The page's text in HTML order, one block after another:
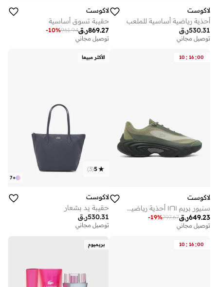
لاكوست
أحذية رياضية أساسية للملعب
ر.ق530.31
توصيل مجاني
لاكوست
حقيبة تسوق أساسية
ر.ق869.27
961.94
-10%
توصيل مجاني
10 : 16:00
لاكوست
سنيور بريم ١٢٦١ أحذية رياضية قصيرة
ر.ق649.23
797.67
-19%
توصيل مجاني
الأكثر مبيعا
+
7
5
(
3
)
لاكوست
حقيبة يد بشعار
ر.ق530.31
توصيل مجاني
10 : 16:00 بريميوم